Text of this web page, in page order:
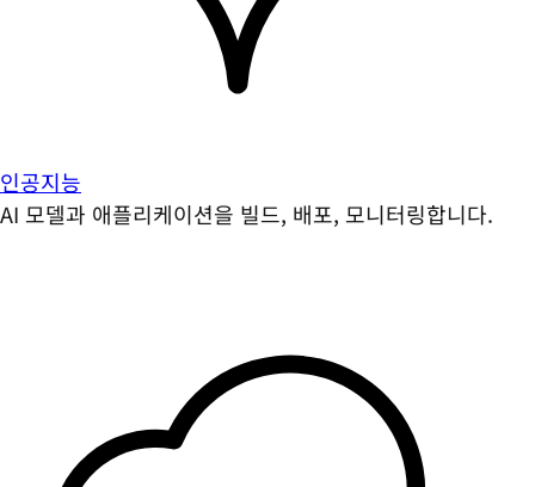
인공지능
AI 모델과 애플리케이션을 빌드, 배포, 모니터링합니다.